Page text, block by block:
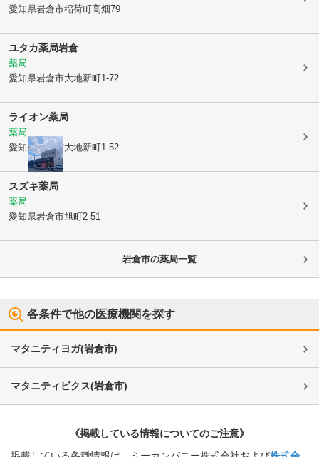
愛知県岩倉市稲荷町高畑79
ユタカ薬局岩倉
薬局
愛知県岩倉市大地新町1-72
ライオン薬局
薬局
愛知県岩倉市大地新町1-52
スズキ薬局
薬局
愛知県岩倉市旭町2-51
岩倉市の薬局一覧
各条件で他の医療機関を探す
マタニティヨガ(岩倉市)
マタニティビクス(岩倉市)
《掲載している情報についてのご注意》